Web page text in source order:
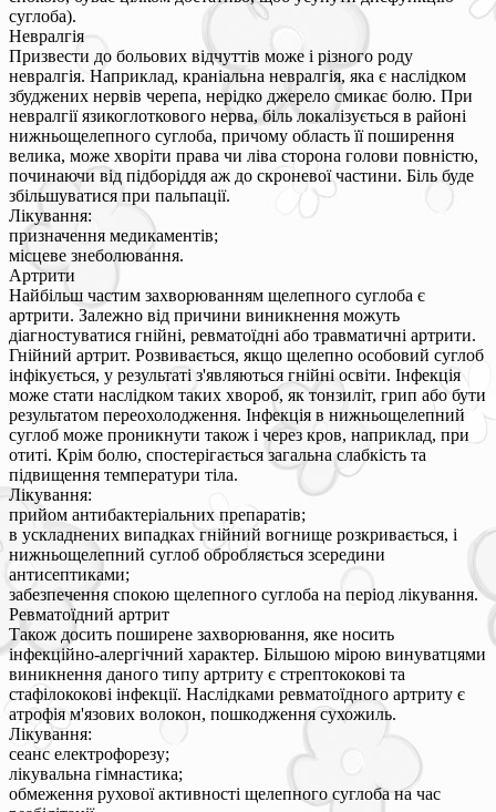
суглоба).
Невралгія
Призвести до больових відчуттів може і різного роду
невралгія. Наприклад, краніальна невралгія, яка є наслідком
збуджених нервів черепа, нерідко джерело смикає болю. При
невралгії язикоглоткового нерва, біль локалізується в районі
нижньощелепного суглоба, причому область її поширення
велика, може хворіти права чи ліва сторона голови повністю,
починаючи від підборіддя аж до скроневої частини. Біль буде
збільшуватися при пальпації.
Лікування:
призначення медикаментів;
місцеве знеболювання.
Артрити
Найбільш частим захворюванням щелепного суглоба є
артрити. Залежно від причини виникнення можуть
діагностуватися гнійні, ревматоїдні або травматичні артрити.
Гнійний артрит. Розвивається, якщо щелепно особовий суглоб
інфікується, у результаті з'являються гнійні освіти. Інфекція
може стати наслідком таких хвороб, як тонзиліт, грип або бути
результатом переохолодження. Інфекція в нижньощелепний
суглоб може проникнути також і через кров, наприклад, при
отиті. Крім болю, спостерігається загальна слабкість та
підвищення температури тіла.
Лікування:
прийом антибактеріальних препаратів;
в ускладнених випадках гнійний вогнище розкривається, і
нижньощелепний суглоб обробляється зсередини
антисептиками;
забезпечення спокою щелепного суглоба на період лікування.
Ревматоїдний артрит
Також досить поширене захворювання, яке носить
інфекційно-алергічний характер. Більшою мірою винуватцями
виникнення даного типу артриту є стрептококові та
стафілококові інфекції. Наслідками ревматоїдного артриту є
атрофія м'язових волокон, пошкодження сухожиль.
Лікування:
сеанс електрофорезу;
лікувальна гімнастика;
обмеження рухової активності щелепного суглоба на час